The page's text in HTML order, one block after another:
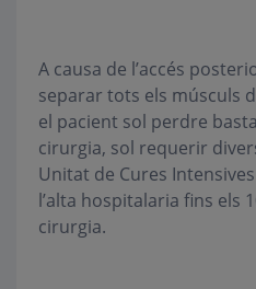
A causa de l’accés
separar tots els músculs
el pacient sol perdre
cirurgia, sol requerir
Unitat de Cures
l’alta hospitalaria fins els
cirurgia.